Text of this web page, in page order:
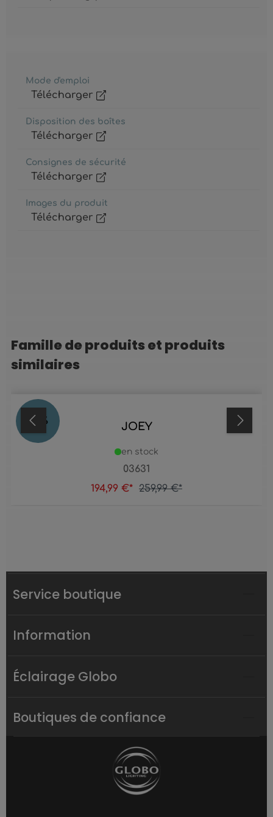
Mode d'emploi
Télécharger
Disposition des boîtes
Télécharger
Consignes de sécurité
Télécharger
Images du produit
Télécharger
Ignorer la galerie de produits
Famille de produits et produits
similaires
25 % JOEY
03631
en stock
194,99 €* 259,99 €*
Service boutique
Information
Éclairage Globo
Boutiques de confiance